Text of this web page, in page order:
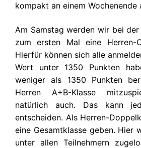
kompakt an einem Wochenende
Am Samstag werden wir bei
zum ersten Mal eine Herren-
Hierfür können sich alle
Wert unter 1350 Punkten
weniger als 1350 Punkten
Herren A+B-Klasse
natürlich auch. Das kann
entscheiden. Als Herren-
eine Gesamtklasse geben. Hier
unter allen Teilnehmern